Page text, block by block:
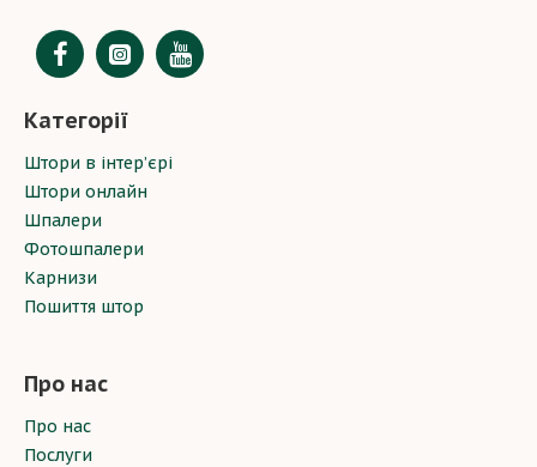
Категорії
Штори в інтер’єрі
Штори онлайн
Шпалери
Фотошпалери
Карнизи
Пошиття штор
Про нас
Про нас
Послуги